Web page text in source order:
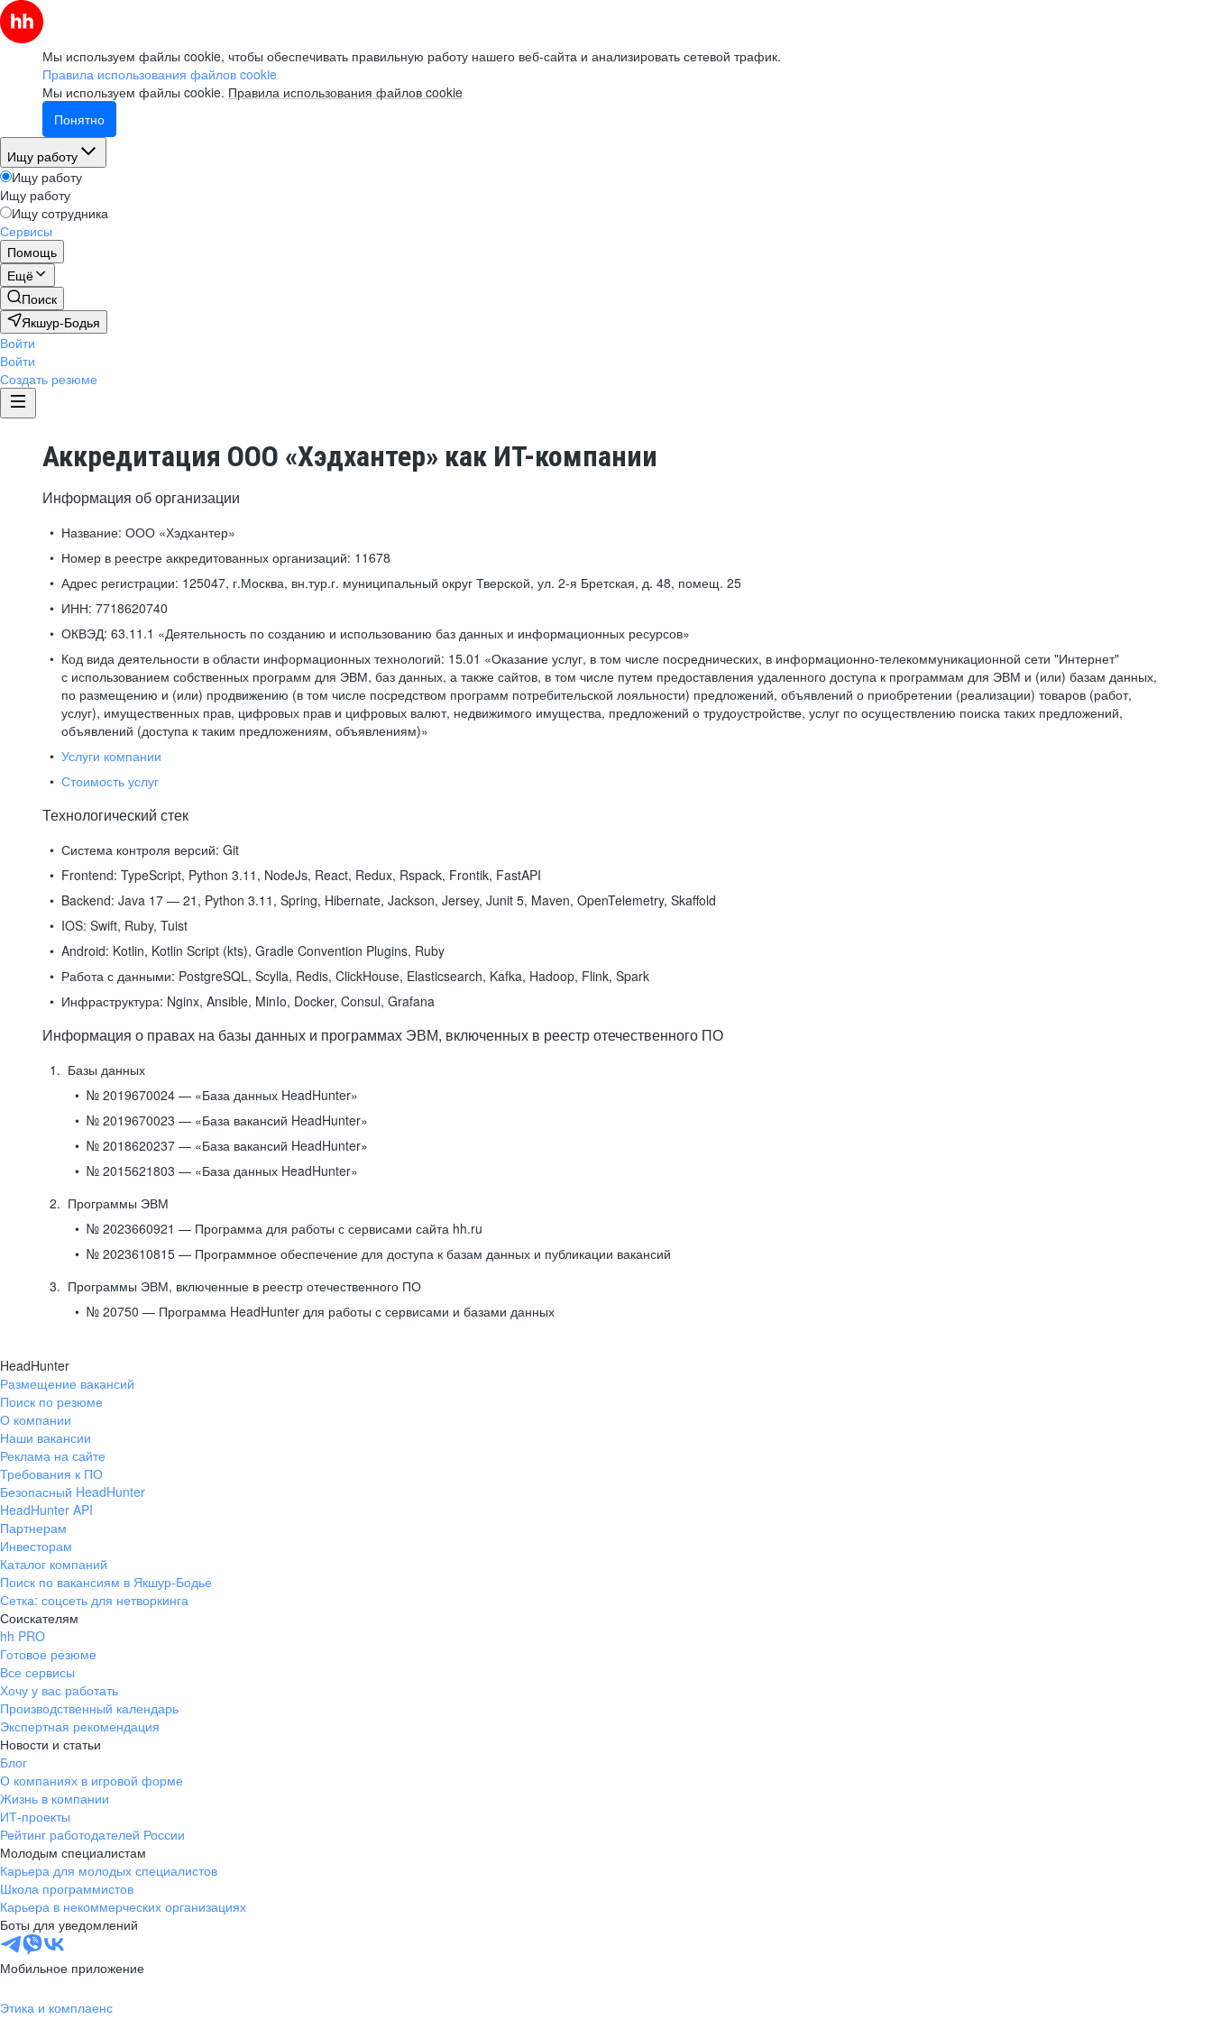
Мы используем файлы cookie, чтобы обеспечивать правильную работу нашего веб-сайта и анализировать сетевой трафик.
Правила использования файлов cookie
Мы используем файлы cookie. Правила использования файлов cookie
Понятно
Ищу работу
Ищу работу
Ищу работу
Ищу сотрудника
Сервисы
Помощь
Ещё
Поиск
Якшур-Бодья
Войти
Войти
Создать резюме
Аккредитация ООО «Хэдхантер» как ИТ-компании
Информация об организации
Название: ООО «Хэдхантер»
Номер в реестре аккредитованных организаций: 11678
Адрес регистрации: 125047, г.Москва, вн.тур.г. муниципальный округ Тверской, ул. 2-я Бретская, д. 48, помещ. 25
ИНН: 7718620740
ОКВЭД: 63.11.1 «Деятельность по созданию и использованию баз данных и информационных ресурсов»
Код вида деятельности в области информационных технологий: 15.01 «Оказание услуг, в том числе посреднических, в информационно-телекоммуникационной сети "Интернет"
с использованием собственных программ для ЭВМ, баз данных, а также сайтов, в том числе путем предоставления удаленного доступа к программам для ЭВМ и (или) базам данных,
по размещению и (или) продвижению (в том числе посредством программ потребительской лояльности) предложений, объявлений о приобретении (реализации) товаров (работ,
услуг), имущественных прав, цифровых прав и цифровых валют, недвижимого имущества, предложений о трудоустройстве, услуг по осуществлению поиска таких предложений,
объявлений (доступа к таким предложениям, объявлениям)»
Услуги компании
Стоимость услуг
Технологический стек
Система контроля версий: Git
Frontend: TypeScript, Python 3.11, NodeJs, React, Redux, Rspack, Frontik, FastAPI
Backend: Java 17 — 21, Python 3.11, Spring, Hibernate, Jackson, Jersey, Junit 5, Maven, OpenTelemetry, Skaffold
IOS: Swift, Ruby, Tuist
Android: Kotlin, Kotlin Script (kts), Gradle Convention Plugins, Ruby
Работа с данными: PostgreSQL, Scylla, Redis, ClickHouse, Elasticsearch, Kafka, Hadoop, Flink, Spark
Инфраструктура: Nginx, Ansible, MinIo, Docker, Consul, Grafana
Информация о правах на базы данных и программах ЭВМ, включенных в реестр отечественного ПО
Базы данных
№ 2019670024 — «База данных HeadHunter»
№ 2019670023 — «База вакансий HeadHunter»
№ 2018620237 — «База вакансий HeadHunter»
№ 2015621803 — «База данных HeadHunter»
Программы ЭВМ
№ 2023660921 — Программа для работы с сервисами сайта hh.ru
№ 2023610815 — Программное обеспечение для доступа к базам данных и публикации вакансий
Программы ЭВМ, включенные в реестр отечественного ПО
№ 20750 — Программа HeadHunter для работы с сервисами и базами данных
HeadHunter
Размещение вакансий
Поиск по резюме
О компании
Наши вакансии
Реклама на сайте
Требования к ПО
Безопасный HeadHunter
HeadHunter API
Партнерам
Инвесторам
Каталог компаний
Поиск по вакансиям в Якшур-Бодье
Сетка: соцсеть для нетворкинга
Соискателям
hh PRO
Готовое резюме
Все сервисы
Хочу у вас работать
Производственный календарь
Экспертная рекомендация
Новости и статьи
Блог
О компаниях в игровой форме
Жизнь в компании
ИТ-проекты
Рейтинг работодателей России
Молодым специалистам
Карьера для молодых специалистов
Школа программистов
Карьера в некоммерческих организациях
Боты для уведомлений
Мобильное приложение
Этика и комплаенс